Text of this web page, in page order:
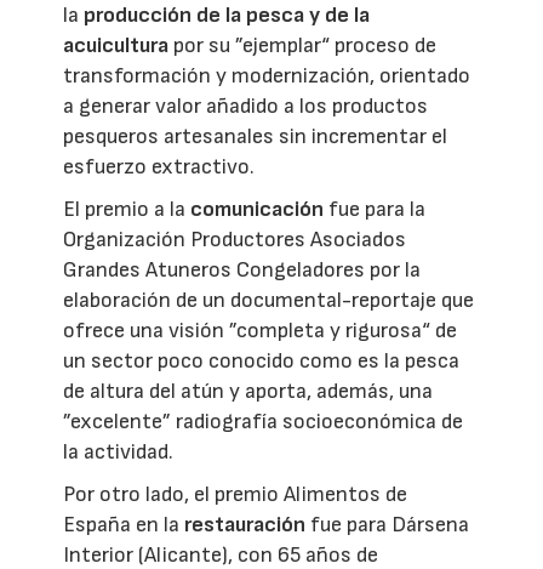
la producción de la pesca y de la
acuicultura por su ”ejemplar“ proceso de
transformación y modernización, orientado
a generar valor añadido a los productos
pesqueros artesanales sin incrementar el
esfuerzo extractivo.
El premio a la comunicación fue para la
Organización Productores Asociados
Grandes Atuneros Congeladores por la
elaboración de un documental-reportaje que
ofrece una visión ”completa y rigurosa“ de
un sector poco conocido como es la pesca
de altura del atún y aporta, además, una
”excelente” radiografía socioeconómica de
la actividad.
Por otro lado, el premio Alimentos de
España en la restauración fue para Dársena
Interior (Alicante), con 65 años de